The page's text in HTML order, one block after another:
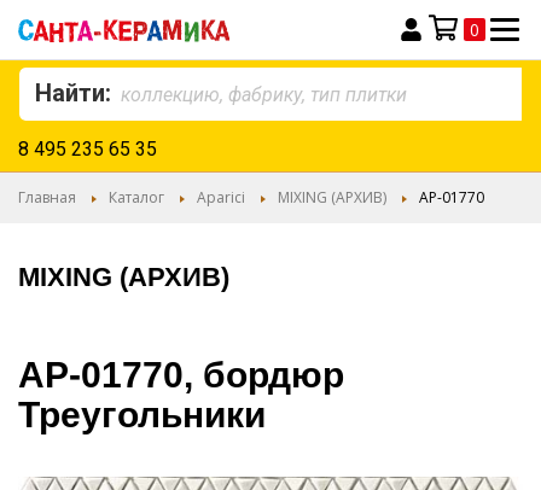
Моя корзина
0
Найти:
8 495 235 65 35
Главная Каталог Aparici MIXING (АРХИВ) AP-01770
MIXING (АРХИВ)
AP-01770, бордюр
Треугольники